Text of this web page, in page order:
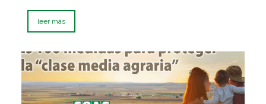
leer más